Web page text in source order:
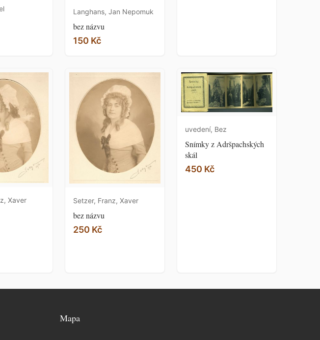
Langhans, Jan Nepomuk
bez názvu
150 Kč
Xaver Setzer, Franz, Xaver
bez názvu
250 Kč
uvedení, Bez
Snímky z Adršpachských
skál
450 Kč
Mapa